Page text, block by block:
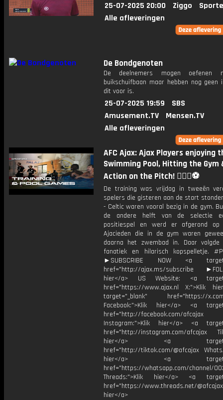
25-07-2025 20:00 Ziggo
Alle afleveringen
De Bondgenoten
De deelnemers mogen oefenen
buikschuifbaan maar hebben nog geen
dit voor is.
25-07-2025 19:59
SBS
Amusement.TV
Mensen.TV
Alle afleveringen
AFC Ajax: Ajax Players enjoying
Swimming Pool, Hitting the Gym
Action on the Pitch! 🏋️‍♂️🤿⚽️
De training was vrijdag in tweeën
spelers die gisteren aan de start
- Celtic waren vooral bezig in de gym.
de andere helft van de selectie
positiespel en werd er afgerond op
Ajacieden die in de gym waren
daarna het zwembad in. Daar volgde
fanatiek en hilarisch kopspelletje.
►SUBSCRIBE NOW <a
href="http://ajax.ms/subscribe
hier</a> US Website: <a
href="https://www.ajax.nl X:">Klik
target="_blank" href="https://x.com/
Facebook:">Klik hier</a> <a
href="http://facebook.com/afcajax
Instagram:">Klik hier</a> <a
href="http://instagram.com/afcajax
hier</a> <a
href="http://tiktok.com/@afcajax
hier</a> <a
href="https://whatsapp.com/channel/
Threads:">Klik hier</a> <a
href="https://www.threads.net/
hier</a>